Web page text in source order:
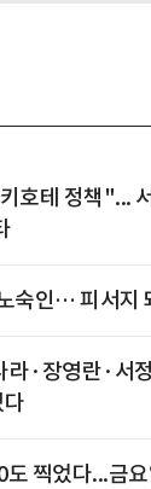
호테 정책"...
숙인… 피서지
라·장영란·서
도 찍었다...금